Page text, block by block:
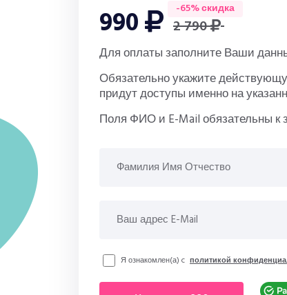
990 2 790
-65% скидка
Для оплаты заполните Ваши
Обязательно укажите
придут доступы именно на
Поля ФИО и E-Mail обязательны к
Я ознакомлен(а) c политикой